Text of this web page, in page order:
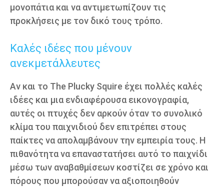
μονοπάτια και να αντιμετωπίζουν τις
προκλήσεις με τον δικό τους τρόπο.
Καλές ιδέες που μένουν
ανεκμετάλλευτες
Αν και το The Plucky Squire έχει πολλές καλές
ιδέες και μια ενδιαφέρουσα εικονογραφία,
αυτές οι πτυχές δεν αρκούν όταν το συνολικό
κλίμα του παιχνιδιού δεν επιτρέπει στους
παίκτες να απολαμβάνουν την εμπειρία τους. Η
πιθανότητα να επαναστατήσει αυτό το παιχνίδι
μέσω των αναβαθμίσεων κοστίζει σε χρόνο και
πόρους που μπορούσαν να αξιοποιηθούν